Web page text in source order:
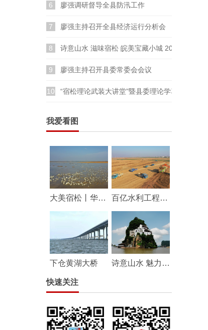
6 廖强调研督导全县防汛工作
7 廖强主持召开全县经济运行分析会
8 诗意山水 滋味宿松 皖美宝藏小城 2026云裳宿
9 廖强主持召开县委常委会会议
10 “宿松理论武装大讲堂”暨县委理论学习中心组
我爱看图
大美宿松丨华阳河湖群湿地成鸟类乐园 百亿水利工程——华阳河蓄滞洪区工程建设持续推进
下仓黄湖大桥 诗意山水 魅力宿松
快速关注